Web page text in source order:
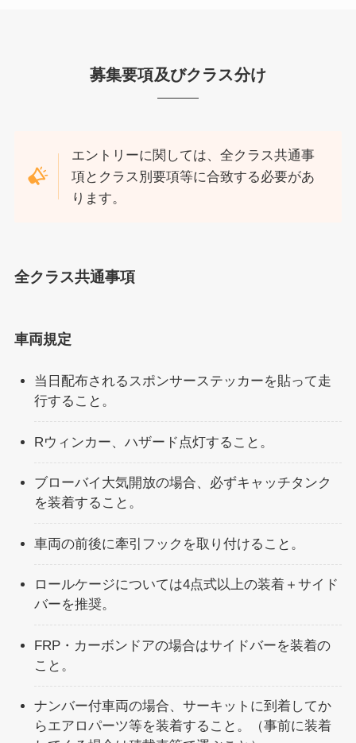
募集要項及びクラス分け
エントリーに関しては、全クラス共通事
項とクラス別要項等に合致する必要があ
ります。
全クラス共通事項
車両規定
当日配布されるスポンサーステッカーを貼って走
行すること。
Rウィンカー、ハザード点灯すること。
ブローバイ大気開放の場合、必ずキャッチタンク
を装着すること。
車両の前後に牽引フックを取り付けること。
ロールケージについては4点式以上の装着＋サイド
バーを推奨。
FRP・カーボンドアの場合はサイドバーを装着の
こと。
ナンバー付車両の場合、サーキットに到着してか
らエアロパーツ等を装着すること。（事前に装着